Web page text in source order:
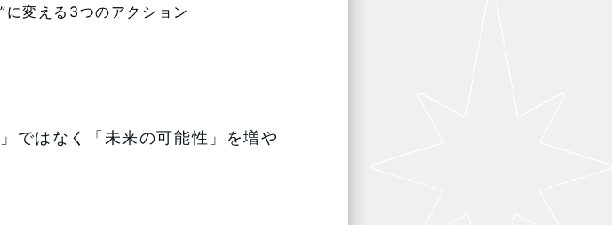
に変える3つのアクション
ではなく「未来の可能性」を増や